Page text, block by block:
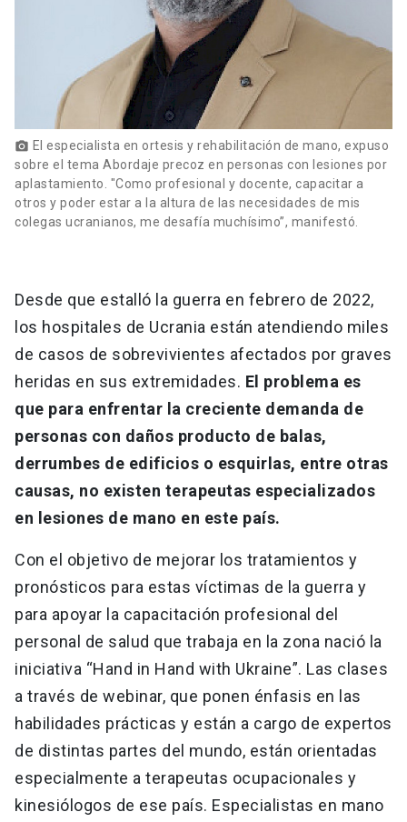
photo_camera El especialista en ortesis y rehabilitación de mano, expuso
sobre el tema Abordaje precoz en personas con lesiones por
aplastamiento. "Como profesional y docente, capacitar a
otros y poder estar a la altura de las necesidades de mis
colegas ucranianos, me desafía muchísimo”, manifestó.
Desde que estalló la guerra en febrero de 2022,
los hospitales de Ucrania están atendiendo miles
de casos de sobrevivientes afectados por graves
heridas en sus extremidades. El problema es
que para enfrentar la creciente demanda de
personas con daños producto de balas,
derrumbes de edificios o esquirlas, entre otras
causas, no existen terapeutas especializados
en lesiones de mano en este país.
Con el objetivo de mejorar los tratamientos y
pronósticos para estas víctimas de la guerra y
para apoyar la capacitación profesional del
personal de salud que trabaja en la zona nació la
iniciativa “Hand in Hand with Ukraine”. Las clases
a través de webinar, que ponen énfasis en las
habilidades prácticas y están a cargo de expertos
de distintas partes del mundo, están orientadas
especialmente a terapeutas ocupacionales y
kinesiólogos de ese país. Especialistas en mano